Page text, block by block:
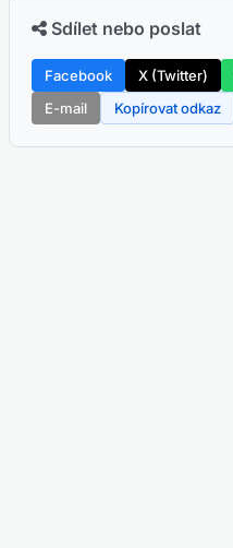
Sdílet nebo poslat
Facebook X (Twitter)
E-mail
Kopírovat odkaz